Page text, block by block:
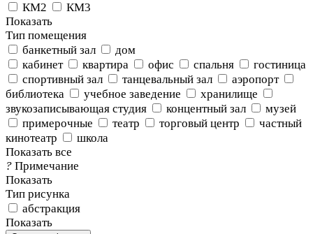
КМ2
КМ3
Показать
Тип помещения
банкетный зал
дом
кабинет
квартира офис спальня
гостиница
спортивный зал
танцевальный зал
аэропорт
библиотека
учебное заведение
хранилище
звукозаписывающая студия
концентный зал
музей
примерочные
театр торговый центр
частный
кинотеатр
школа
Показать все
? Примечание
Показать
Тип рисунка
абстракция
Показать